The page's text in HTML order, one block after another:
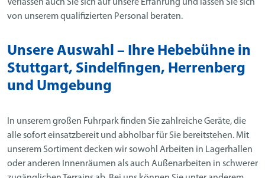
Verlassen auch Sie sich auf unsere Erfahrung und lassen Sie sich
von unserem qualifizierten Personal beraten.
Unsere Auswahl – Ihre Hebebühne in
Stuttgart, Sindelfingen, Herrenberg
und Umgebung
In unserem großen Fuhrpark finden Sie zahlreiche Geräte, die
alle sofort einsatzbereit und abholbar für Sie bereitstehen. Mit
unserem Sortiment decken wir sowohl Arbeiten in Lagerhallen
oder anderen Innenräumen als auch Außenarbeiten in schwerer